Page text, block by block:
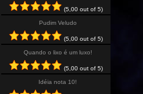
(5,00 out of 5)
Pudim Veludo
(5,00 out of 5)
Quando o lixo é um luxo!
(5,00 out of 5)
Idéia nota 10!